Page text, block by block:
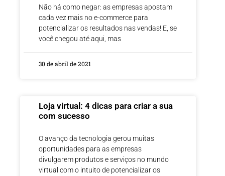
Não há como negar: as empresas apostam
cada vez mais no e-commerce para
potencializar os resultados nas vendas! E, se
você chegou até aqui, mas
30 de abril de 2021
Loja virtual: 4 dicas para criar a sua
com sucesso
O avanço da tecnologia gerou muitas
oportunidades para as empresas
divulgarem produtos e serviços no mundo
virtual com o intuito de potencializar os